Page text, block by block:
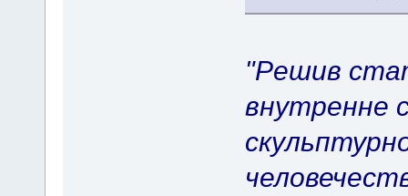
"Решив
внутренне